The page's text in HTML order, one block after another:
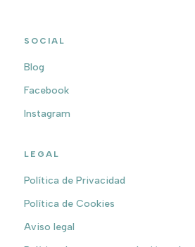
SOCIAL
Blog
Facebook
Instagram
LEGAL
Política de Privacidad
Política de Cookies
Aviso legal